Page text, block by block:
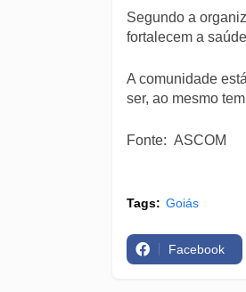
Segundo a
fortalecem a
A comunidade
ser, ao mesmo
Fonte: ASCOM
Tags: Goiás
Facebook